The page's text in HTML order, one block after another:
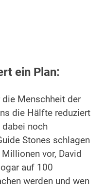
ein Plan:
Menschheit der
die Hälfte reduziert
noch
Stones schlagen
vor, David
auf 100
werden und wen